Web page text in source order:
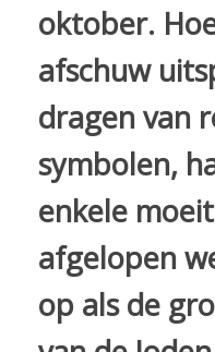
oktober.
afschuw
dragen van
symbolen,
enkele
afgelopen
op als de